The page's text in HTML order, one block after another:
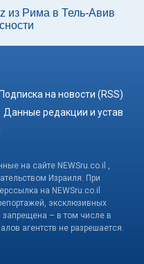
из Рима в Тель-Авив
на новости (RSS)
Данные редакции и устав
на сайте NEWSru.co.il ,
Израиля. При
на NEWSru.co.il
эксклюзивных
запрещена – в том числе в
агентств не разрешается.